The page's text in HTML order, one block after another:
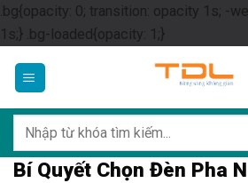
.bg{opacity: 0; transition: opacity 1s; -
1s;} .bg-loaded{opacity: 1;}Skip
content
kiếm:
Bí Quyết Chọn Đèn Pha